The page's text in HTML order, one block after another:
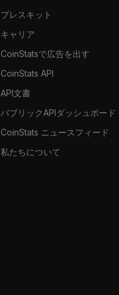
プレスキット
キャリア
CoinStatsで広告を出す
CoinStats API
API文書
パブリックAPIダッシュボード
CoinStats ニュースフィード
私たちについて